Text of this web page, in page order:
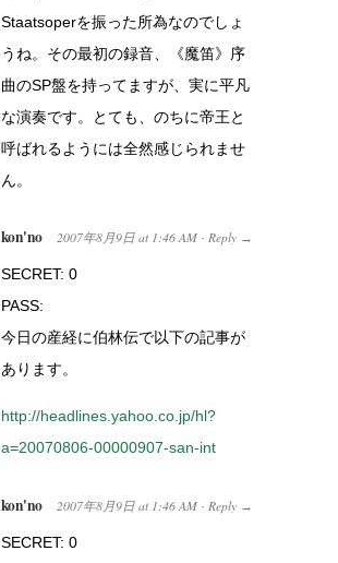
Staatsoperを振った所為なのでしょ
うね。その最初の録音、《魔笛》序
曲のSP盤を持ってますが、実に平凡
な演奏です。とても、のちに帝王と
呼ばれるようには全然感じられませ
ん。
kon'no 2007年8月9日 at 1:46 AM · Reply →
SECRET: 0
PASS:
今日の産経に伯林伝で以下の記事が
あります。
http://headlines.yahoo.co.jp/hl?
a=20070806-00000907-san-int
kon'no 2007年8月9日 at 1:46 AM · Reply →
SECRET: 0